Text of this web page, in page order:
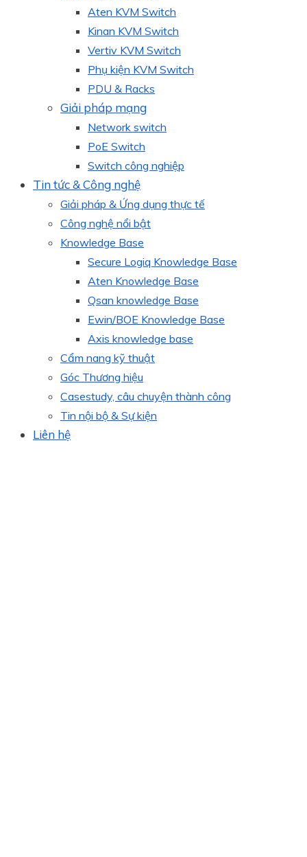
Aten KVM Switch
Kinan KVM Switch
Vertiv KVM Switch
Phụ kiện KVM Switch
PDU & Racks
Giải pháp mạng
Network switch
PoE Switch
Switch công nghiệp
Tin tức & Công nghệ
Giải pháp & Ứng dụng thực tế
Công nghệ nổi bật
Knowledge Base
Secure Logiq Knowledge Base
Aten Knowledge Base
Qsan knowledge Base
Ewin/BOE Knowledge Base
Axis knowledge base
Cẩm nang kỹ thuật
Góc Thương hiệu
Casestudy, câu chuyện thành công
Tin nội bộ & Sự kiện
Liên hệ